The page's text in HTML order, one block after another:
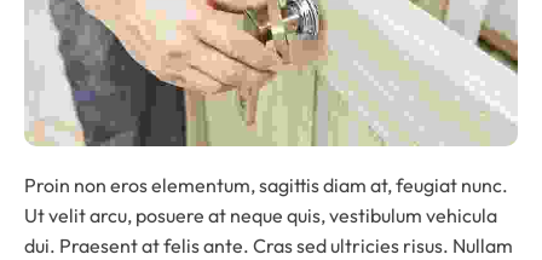
Proin non eros elementum, sagittis diam at, feugiat nunc.
Ut velit arcu, posuere at neque quis, vestibulum vehicula
dui. Praesent at felis ante. Cras sed ultricies risus. Nullam